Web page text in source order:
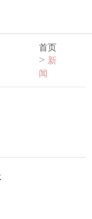
首页
> 新
闻